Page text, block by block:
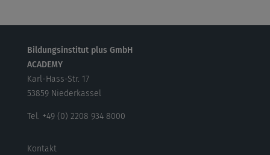
Bildungsinstitut plus GmbH
ACADEMY
Karl-Hass-Str. 17
53859 Niederkassel
Tel. +49 (0) 2208 934 8000
Kontakt